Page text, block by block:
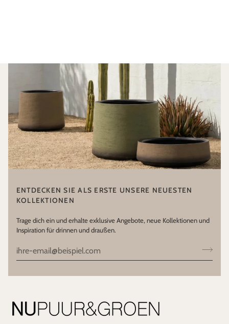
ENTDECKEN SIE ALS ERSTE UNSERE NEUESTEN
KOLLEKTIONEN
Trage dich ein und erhalte exklusive Angebote, neue Kollektionen und
Inspiration für drinnen und draußen.